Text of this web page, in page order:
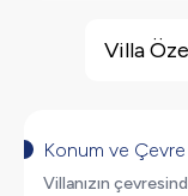
Deniz Manzarası
Salıncak
Korunaklı Havuz
Villa
Konum ve Çevre
Villanızın